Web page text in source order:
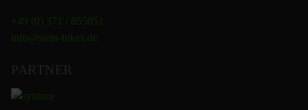
+49 (0) 371 / 855051
info@stein-bikes.de
PARTNER